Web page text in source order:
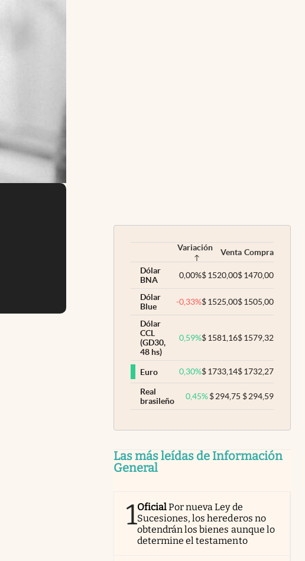
Variación Venta Compra
Dólar
BNA
0,00%$1520,00$1470,00
Dólar
Blue
-0,33%$1525,00$1505,00
Dólar
CCL
(GD30,
48 hs)
0,59%$1581,16$1579,32
Euro 0,30%$1733,14$1732,27
Real
brasileño
0,45% $294,75 $294,59
Las más leídas de Información
General
1OficialPor nueva Ley de
Sucesiones, los herederos no
obtendrán los bienes aunque lo
determine el testamento